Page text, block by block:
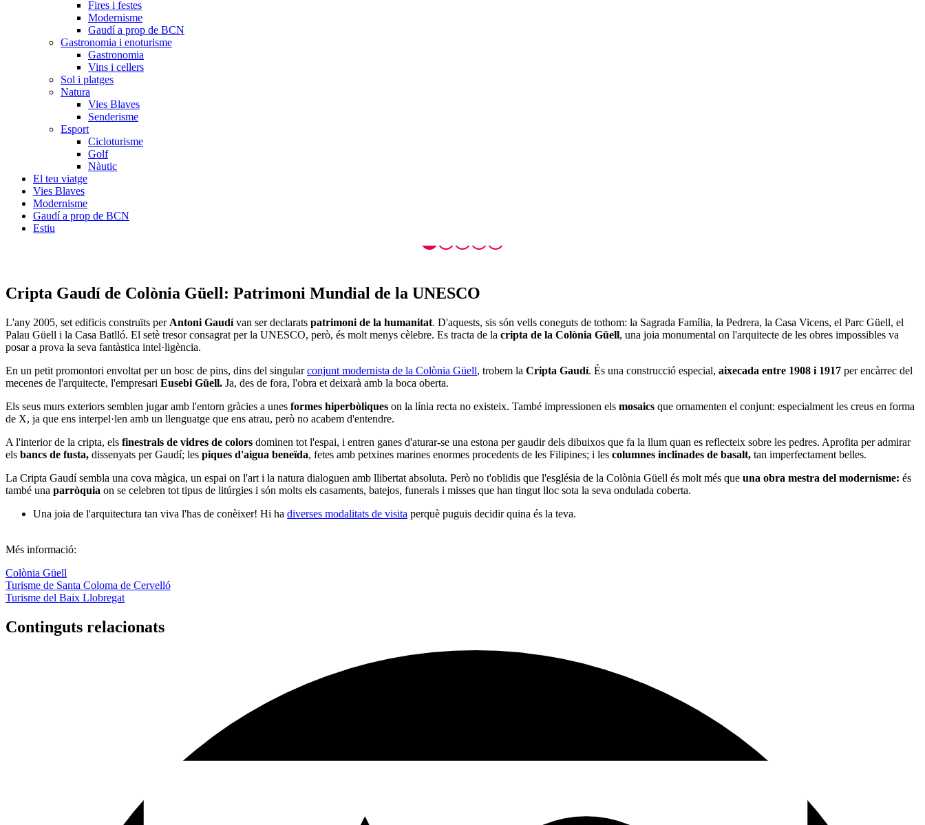
Fires i festes
Modernisme
Gaudí a prop de BCN
Gastronomia i enoturisme
Gastronomia
Vins i cellers
Sol i platges
Natura
Vies Blaves
Senderisme
Esport
Cicloturisme
Golf
Nàutic
El teu viatge
Vies Blaves
Modernisme
Gaudí a prop de BCN
Estiu
Cripta Gaudí de Colònia Güell: Patrimoni Mundial de la UNESCO
L'any 2005, set edificis construïts per Antoni Gaudívan ser declarats patrimoni de la humanitat. D'aquests, sis són vells coneguts de tothom: la Sagrada Família, la Pedrera, la Casa Vicens, el Parc Güell, el
Palau Güell i la Casa Batlló. El setè tresor consagrat per la UNESCO, però, és molt menys cèlebre. Es tracta de la cripta de la Colònia Güell, una joia monumental on l'arquitecte de les obres impossibles va
posar a prova la seva fantàstica intel·ligència.
En un petit promontori envoltat per un bosc de pins, dins del singularconjunt modernista de la Colònia Güell, trobem la Cripta Gaudí. És una construcció especial, aixecada entre 1908 i 1917 per encàrrec del
mecenes de l'arquitecte, l'empresari Eusebi Güell. Ja, des de fora, l'obra et deixarà amb la boca oberta.
Els seus murs exteriors semblen jugar amb l'entorn gràcies a unes formes hiperbòliques on la línia recta no existeix. També impressionen els mosaics que ornamenten el conjunt: especialment les creus en forma
de X, ja que ens interpel·len amb un llenguatge que ens atrau, però no acabem d'entendre.
A l'interior de la cripta, els finestrals de vidres de colors dominen tot l'espai, i entren ganes d'aturar-se una estona per gaudir dels dibuixos que fa la llum quan es reflecteix sobre les pedres. Aprofita per admirar
els bancs de fusta, dissenyats per Gaudí; les piques d'aigua beneïda, fetes amb petxines marines enormes procedents de les Filipines; i les columnes inclinades de basalt, tan imperfectament belles.
La Cripta Gaudí sembla una cova màgica, un espai on l'art i la natura dialoguen amb llibertat absoluta. Però no t'oblidis que l'església de la Colònia Güell és molt més que una obra mestra del modernisme: és
també una parròquia on se celebren tot tipus de litúrgies i són molts els casaments, batejos, funerals i misses que han tingut lloc sota la seva ondulada coberta.
Una joia de l'arquitectura tan viva l'has de conèixer! Hi ha diverses modalitats de visita perquè puguis decidir quina és la teva.
Més informació:
Colònia Güell
Turisme de Santa Coloma de Cervelló
Turisme del Baix Llobregat
Continguts relacionats